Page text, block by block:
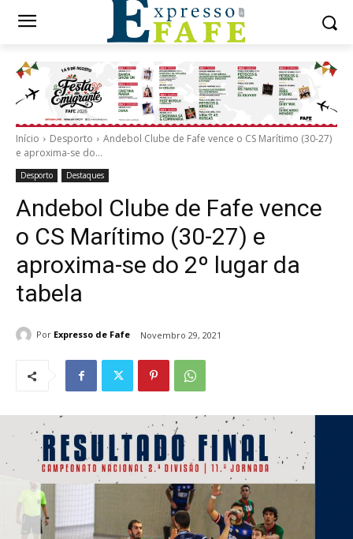
Início Desporto
Andebol Clube de Fafe vence o CS Marítimo (30-27)
e aproxima-se do...
Desporto Destaques
Andebol Clube de Fafe vence
o CS Marítimo (30-27) e
aproxima-se do 2º lugar da
tabela
Por Expresso de Fafe Novembro 29, 2021